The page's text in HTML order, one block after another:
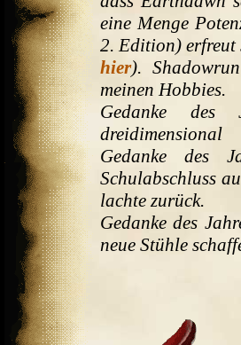
eine Menge
2. Edition) erfreut
hier).
meinen Hobbies.
Gedanke des
dreidimensional
Gedanke des
Schulabschluss
lachte zurück.
Gedanke des
neue Stühle